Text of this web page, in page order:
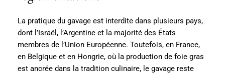
La pratique du gavage est interdite dans plusieurs pays,
dont l’Israël, l’Argentine et la majorité des États
membres de l’Union Européenne. Toutefois, en France,
en Belgique et en Hongrie, où la production de foie gras
est ancrée dans la tradition culinaire, le gavage reste